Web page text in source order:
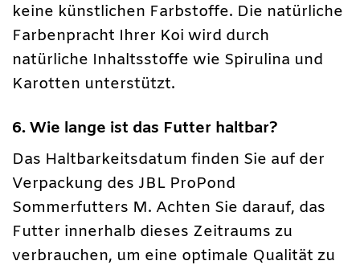
keine künstlichen Farbstoffe. Die natürliche
Farbenpracht Ihrer Koi wird durch
natürliche Inhaltsstoffe wie Spirulina und
Karotten unterstützt.
6. Wie lange ist das Futter haltbar?
Das Haltbarkeitsdatum finden Sie auf der
Verpackung des JBL ProPond
Sommerfutters M. Achten Sie darauf, das
Futter innerhalb dieses Zeitraums zu
verbrauchen, um eine optimale Qualität zu